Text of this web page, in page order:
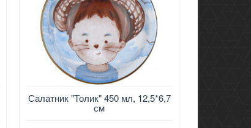
Салатник "Толик" 450 мл, 12,5*6,7
см